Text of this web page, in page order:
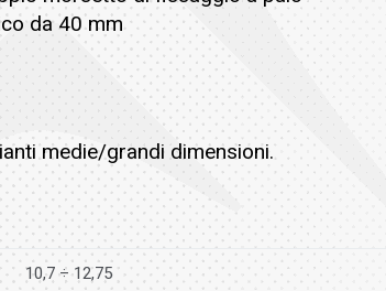
da 40 mm
medie/grandi dimensioni.
10,7 ÷ 12,75